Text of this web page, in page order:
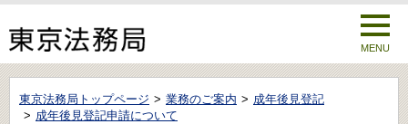
MENU
東京法務局トップページ 業務のご案内
成年後見登記
成年後見登記申請について